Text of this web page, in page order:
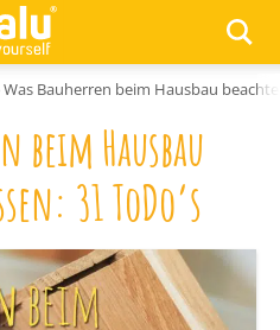
Was Bauherren beim Hausbau
beim Hausbau
31 ToDo’s